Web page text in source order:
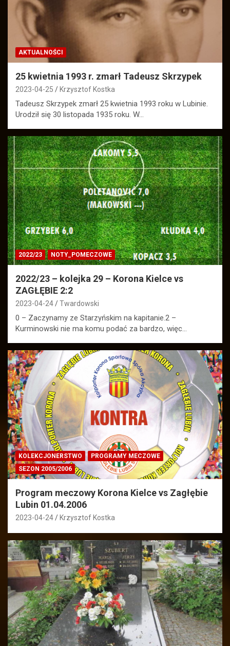
AKTUALNOŚCI
25 kwietnia 1993 r. zmarł Tadeusz Skrzypek
2023-04-25 Krzysztof Kostka
Tadeusz Skrzypek zmarł 25 kwietnia 1993 roku w Lubinie.
Urodził się 30 listopada 1935 roku. W…
2022/23 NOTY_POMECZOWE
2022/23 – kolejka 29 – Korona Kielce vs
ZAGŁĘBIE 2:2
2023-04-24 Twardowski
0 – Zaczynamy ze Starzyńskim na kapitanie.2 –
Kurminowski nie ma komu podać za bardzo, więc…
KOLEKCJONERSTWO
PROGRAMY MECZOWE
SEZON 2005/2006
Program meczowy Korona Kielce vs Zagłębie
Lubin 01.04.2006
2023-04-24 Krzysztof Kostka